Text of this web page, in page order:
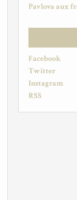
Pavlova aux
Facebook
Twitter
Instagram
RSS